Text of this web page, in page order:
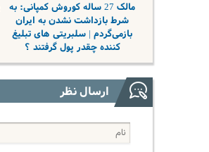
مالک 27 ساله کوروش کمپانی: به
شرط بازداشت نشدن به ایران
بازمی‌گردم | سلبریتی های تبلیغ
کننده چقدر پول گرفتند ؟
ارسال نظر